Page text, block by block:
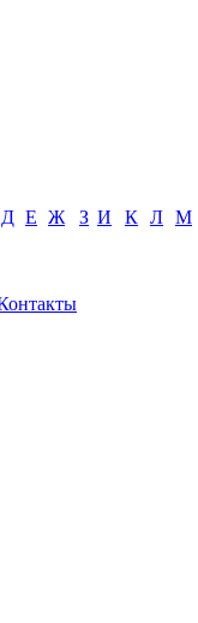
Д Е Ж З И К Л М